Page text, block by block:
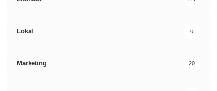
Lokal 0
Marketing 20